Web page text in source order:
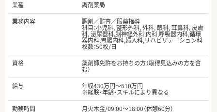
業種
調剤薬局
業務内容
調剤／監査／服薬指導
科目：小児科, 整形外科, 外科, 眼科, 耳鼻科, 皮膚
科, 泌尿器科,脳神経外科,内科,呼吸器内科,循環
器内科,胃腸内科,婦人科,リハビリテーション科
枚数：50枚/日
資格
薬剤師免許をお持ちの方（取得見込みの方を含
む）
給与
年収430万円～610万円
※経験・年齢・スキルにより異なる
勤務時間
月火木金/09:00～18:00（休憩60分）